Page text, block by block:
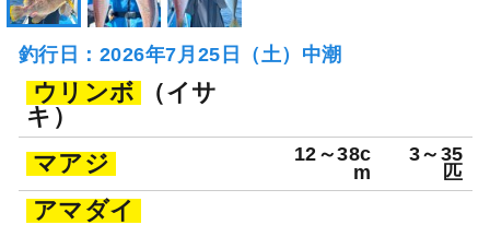
釣行日：2026年7月25日（土）中潮
ウリンボ
（イサ
キ）
マアジ
12～38c
m
3～35
匹
アマダイ